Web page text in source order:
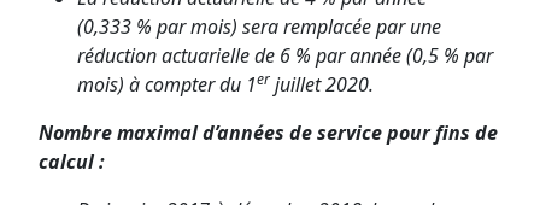
(0,333 % par mois) sera remplacée par une
réduction actuarielle de 6 % par année (0,5 % par
mois) à compter du 1er juillet 2020.
Nombre maximal d’années de service pour fins de
calcul :